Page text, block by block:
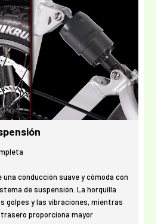
conducción suave y cómoda con
de suspensión. La horquilla
golpes y las vibraciones, mientras
proporciona mayor